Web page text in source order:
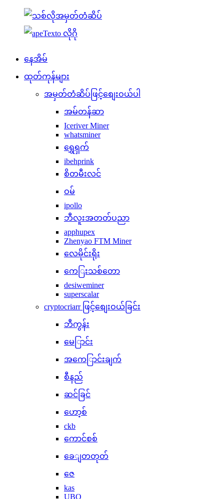
နေအိမ်
ထုတ်ကုန်များ
အမှတ်တံဆိပ်ဖြင့်စျေးဝယ်ပါ
အမ်တန်ဆာ
Iceriver Miner
whatsminer
ရွှေရှက်
ibehprink
စိတမီးလင်
ဝမ်
ipollo
ဘီလူးအတတ်ပညာ
apphupex
Zhenyao FTM Miner
လေမိုင်းရိုး
ကေြးသစ်တော
desiweminer
superscalar
cryptocriarr ဖြင့်စျေးဝယ်ခြင်း
ဘီကွန်း
မေြာင်း
အကေြာင်းချက်
စီနည်
ဆင်ခြင်
ဟော့စ်
ckb
ကောင်စစ်
ခေျတတုတ်
ဇေ
kas
UBQ